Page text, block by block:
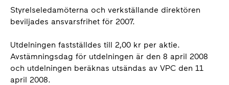
Styrelseledamöterna och verkställande direktören
beviljades ansvarsfrihet för 2007.
Utdelningen fastställdes till 2,00 kr per aktie.
Avstämningsdag för utdelningen är den 8 april 2008
och utdelningen beräknas utsändas av VPC den 11
april 2008.